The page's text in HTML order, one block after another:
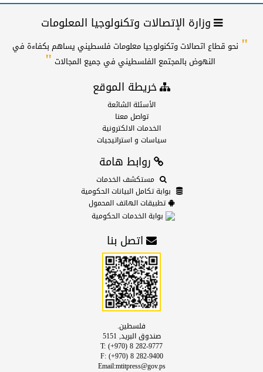
وزارة الإتصالات وتكنولوجيا المعلومات
" نحو قطاع اتصالات وتكنولوجيا معلومات فلسطيني يساهم بكفاءة في
النهوض بالمجتمع الفلسطيني في جميع المجالات"
خريطة الموقع
الأسئلة الشائعة
تواصل معنا
الخدمات الالكترونية
سياسات و استراتيجيات
روابط هامة
مستكشف الخدمات
بوابة تكامل البيانات الحكومية
تطبيقات الهاتف المحمول
بوابة الخدمات الحكومية
اتصل بنا
فلسطين.
صندوق البريد, 5151
T: (+970) 8 282-9777
F: (+970) 8 282-9400
Email:mtitpress@gov.ps